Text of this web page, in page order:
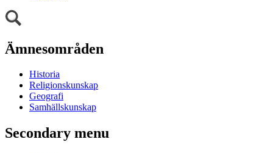
Ämnesområden
Historia
Religionskunskap
Geografi
Samhällskunskap
Secondary menu